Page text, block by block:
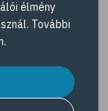
élmény
További
.